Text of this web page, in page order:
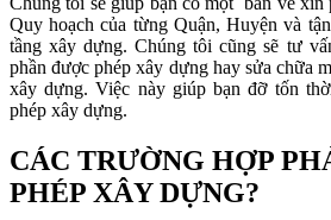
Quy hoạch của từng Quận, Huyện và
tầng xây dựng. Chúng tôi cũng sẽ tư
phần được phép xây dựng hay sửa chữa
xây dựng. Việc này giúp bạn đỡ tốn
phép xây dựng.
CÁC TRƯỜNG HỢP
PHÉP XÂY DỰNG?